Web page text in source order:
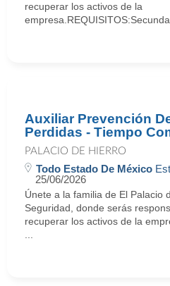
recuperar los activos de la
Auxiliar Prevención
Perdidas - Tiempo
PALACIO DE HIERRO
Todo Estado De México
25/06/2026
Únete a la familia de El Palacio
Seguridad, donde serás
recuperar los activos de la